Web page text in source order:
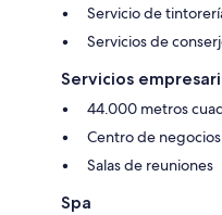
Servicio de
Servicios de
Servicios
44.000 metros
Centro de
Salas de reuniones
Spa